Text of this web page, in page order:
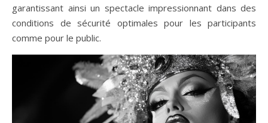
garantissant ainsi un spectacle impressionnant dans des
conditions de sécurité optimales pour les participants
comme pour le public.